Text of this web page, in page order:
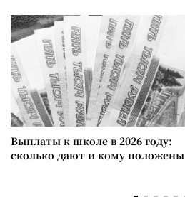
Выплаты к школе в 2026 году:
сколько дают и кому положены